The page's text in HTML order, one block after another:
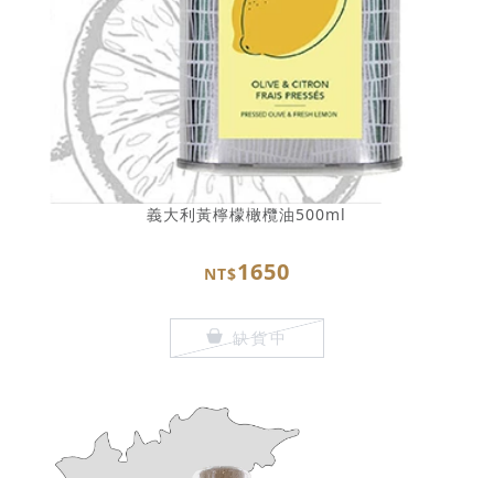
義大利黃檸檬橄欖油500ml
NT$1650
缺貨中